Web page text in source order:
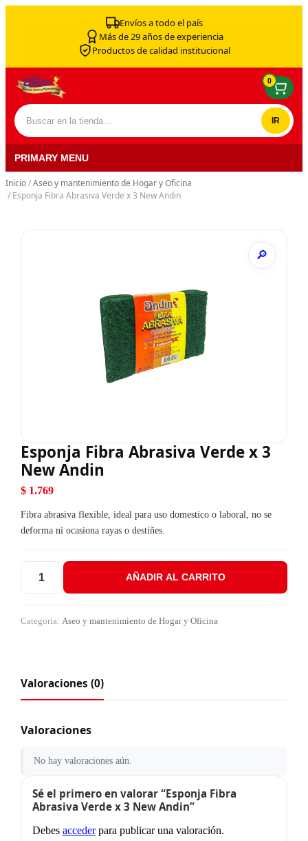
Envíos a todo el país
Más de 29 años de experiencia
Productos de calidad institucional
Buscar por:
0
PRIMARY MENU
Inicio/Aseo y mantenimiento de Hogar y Oficina
/ Esponja Fibra Abrasiva Verde x 3 New Andin
Esponja Fibra Abrasiva Verde x 3
New Andin
$1.769
Fibra abrasiva flexible, ideal para uso domestico o laboral, no se
deforma ni ocasiona rayas o destiñes.
Esponja Fibra Abrasiva Verde x 3 New Andin cantidad
AÑADIR AL CARRITO
Categoría: Aseo y mantenimiento de Hogar y Oficina
Valoraciones (0)
Valoraciones
No hay valoraciones aún.
Sé el primero en valorar “Esponja Fibra
Abrasiva Verde x 3 New Andin”
Debes accederpara publicar una valoración.